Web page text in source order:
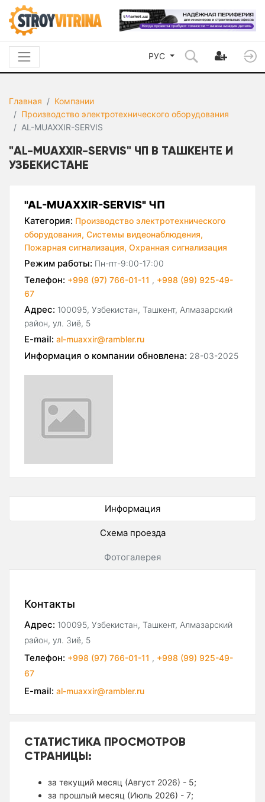
РУС
Главная
Компании
Производство электротехнического оборудования
AL-MUAXXIR-SERVIS
"AL-MUAXXIR-SERVIS" ЧП В ТАШКЕНТЕ И
УЗБЕКИСТАНЕ
"AL-MUAXXIR-SERVIS" ЧП
Категория: Производство электротехнического
оборудования, Системы видеонаблюдения,
Пожарная сигнализация, Охранная сигнализация
Режим работы: Пн-пт-9:00-17:00
Телефон: +998 (97) 766-01-11 , +998 (99) 925-49-
67
Адрес: 100095, Узбекистан, Ташкент, Алмазарский
район, ул. Зиё, 5
E-mail: al-muaxxir@rambler.ru
Информация о компании обновлена: 28-03-2025
Информация
Схема проезда
Фотогалерея
Контакты
Адрес: 100095, Узбекистан, Ташкент, Алмазарский
район, ул. Зиё, 5
Телефон: +998 (97) 766-01-11 , +998 (99) 925-49-
67
E-mail: al-muaxxir@rambler.ru
СТАТИСТИКА ПРОСМОТРОВ
СТРАНИЦЫ:
за текущий месяц (Август 2026) - 5;
за прошлый месяц (Июль 2026) - 7;